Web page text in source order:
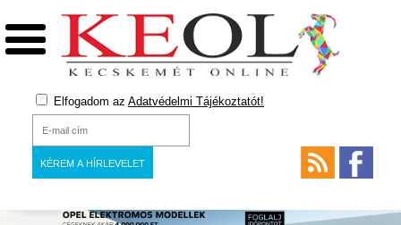
Elfogadom az Adatvédelmi Tájékoztatót!